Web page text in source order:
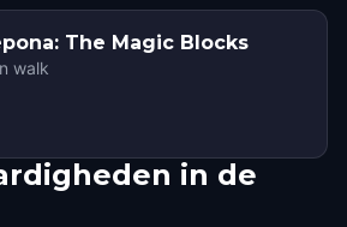
The Magic Blocks
walk
in de